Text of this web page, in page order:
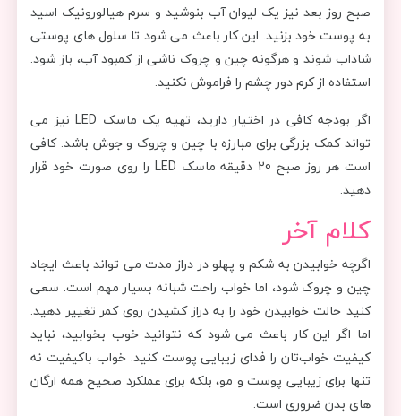
صبح روز بعد نیز یک لیوان آب بنوشید و سرم هیالورونیک اسید
به پوست خود بزنید. این کار باعث می شود تا سلول های پوستی
شاداب شوند و هرگونه چین و چروک ناشی از کمبود آب، باز شود.
استفاده از کرم دور چشم را فراموش نکنید.
اگر بودجه کافی در اختیار دارید، تهیه یک ماسک LED نیز می
‌تواند کمک بزرگی برای مبارزه با چین و چروک و جوش باشد. کافی
است هر روز صبح 20 دقیقه ماسک LED را روی صورت خود قرار
دهید.
کلام آخر
اگرچه خوابیدن به شکم و پهلو در دراز مدت می تواند باعث ایجاد
چین و چروک شود، اما خواب راحت شبانه بسیار مهم است. سعی
کنید حالت خوابیدن خود را به دراز کشیدن روی کمر تغییر دهید.
اما اگر این کار باعث می شود که نتوانید خوب بخوابید، نباید
کیفیت خواب‌تان را فدای زیبایی پوست کنید. خواب باکیفیت نه
تنها برای زیبایی پوست و مو، بلکه برای عملکرد صحیح همه ارگان
های بدن ضروری است.